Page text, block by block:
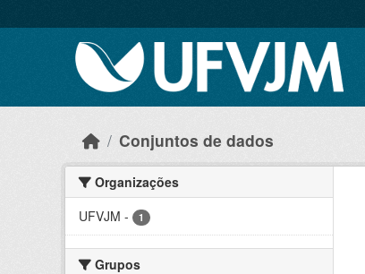
Conjuntos de dados
Organizações
UFVJM - 1
Grupos